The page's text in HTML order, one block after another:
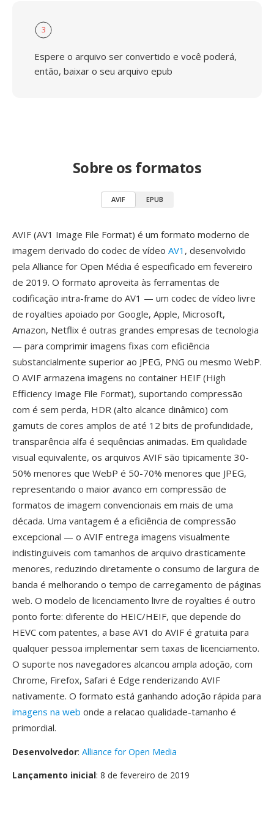
3
Espere o arquivo ser convertido e você poderá,
então, baixar o seu arquivo epub
Sobre os formatos
AVIF EPUB
AVIF (AV1 Image File Format) é um formato moderno de
imagem derivado do codec de vídeo AV1 , desenvolvido
pela Alliance for Open Média é especificado em fevereiro
de 2019. O formato aproveita às ferramentas de
codificação intra-frame do AV1 — um codec de vídeo livre
de royalties apoiado por Google, Apple, Microsoft,
Amazon, Netflix é outras grandes empresas de tecnologia
— para comprimir imagens fixas com eficiência
substancialmente superior ao JPEG, PNG ou mesmo WebP.
O AVIF armazena imagens no container HEIF (High
Efficiency Image File Format), suportando compressão
com é sem perda, HDR (alto alcance dinâmico) com
gamuts de cores amplos de até 12 bits de profundidade,
transparência alfa é sequências animadas. Em qualidade
visual equivalente, os arquivos AVIF são tipicamente 30-
50% menores que WebP é 50-70% menores que JPEG,
representando o maior avanco em compressão de
formatos de imagem convencionais em mais de uma
década. Uma vantagem é a eficiência de compressão
excepcional — o AVIF entrega imagens visualmente
indistinguiveis com tamanhos de arquivo drasticamente
menores, reduzindo diretamente o consumo de largura de
banda é melhorando o tempo de carregamento de páginas
web. O modelo de licenciamento livre de royalties é outro
ponto forte: diferente do HEIC/HEIF, que depende do
HEVC com patentes, a base AV1 do AVIF é gratuita para
qualquer pessoa implementar sem taxas de licenciamento.
O suporte nos navegadores alcancou ampla adoção, com
Chrome, Firefox, Safari é Edge renderizando AVIF
nativamente. O formato está ganhando adoção rápida para
imagens na web onde a relacao qualidade-tamanho é
primordial.
Desenvolvedor: Alliance for Open Media
Lançamento inicial: 8 de fevereiro de 2019